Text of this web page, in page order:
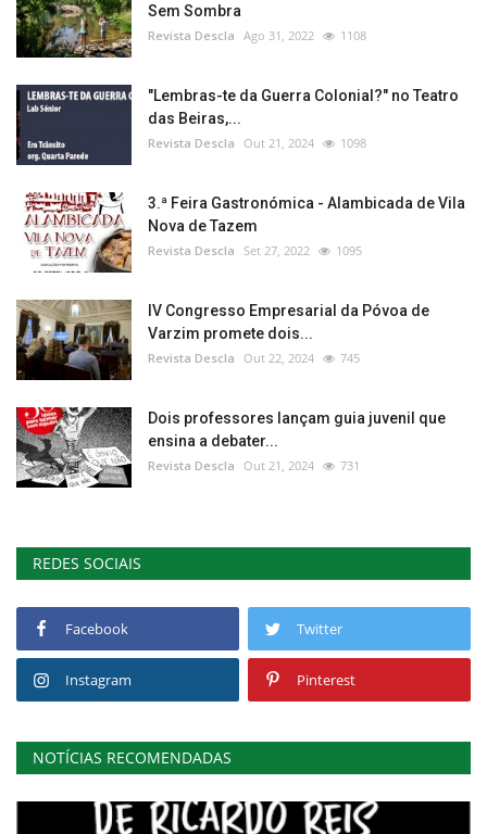
Sem Sombra
Revista Descla Ago 31, 2022 1108
"Lembras-te da Guerra Colonial?" no Teatro
das Beiras,...
Revista Descla Out 21, 2024 1098
3.ª Feira Gastronómica - Alambicada de Vila
Nova de Tazem
Revista Descla Set 27, 2022 1095
IV Congresso Empresarial da Póvoa de
Varzim promete dois...
Revista Descla Out 22, 2024 745
Dois professores lançam guia juvenil que
ensina a debater...
Revista Descla Out 21, 2024 731
REDES SOCIAIS
Facebook Twitter
Instagram Pinterest
NOTÍCIAS RECOMENDADAS